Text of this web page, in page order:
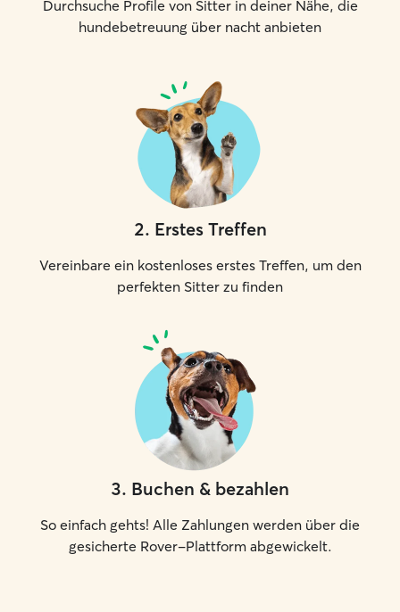
Durchsuche Profile von Sitter in deiner Nähe, die
hundebetreuung über nacht anbieten
2. Erstes Treffen
Vereinbare ein kostenloses erstes Treffen, um den
perfekten Sitter zu finden
3. Buchen & bezahlen
So einfach gehts! Alle Zahlungen werden über die
gesicherte Rover-Plattform abgewickelt.